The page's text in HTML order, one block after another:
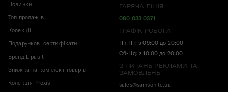
Новинки
Топ продажів
Колекції
Подарункові сертифікати
Бренд Lipault
Знижка на комплект товарів
Колекція Proxis
ГАРЯЧА ЛІНІЯ
080 033 0371
ГРАФІК РОБОТИ
Пн-Пт: з 09:00 до 20:00
Сб-Нд: з 10:00 до 20:00
З ПИТАНЬ РЕКЛАМИ ТА
ЗАМОВЛЕНЬ
sales@samsonite.ua